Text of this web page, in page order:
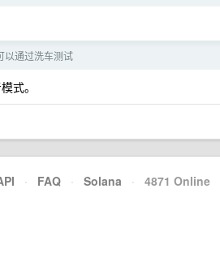
以通过洗车测试
式。
· FAQ · Solana · 4871 Online